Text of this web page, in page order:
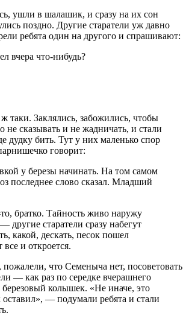
ушли в шалашик, и сразу на их сон
поздно. Другие старатели уж давно
ребята один на другого и спрашивают:
вчера что-нибудь?
таки. Заклялись, забожились, чтобы
не сказывать и не жадничать, и стали
дудку бить. Тут у них маленько спор
говорит:
у березы начинать. На том самом
последнее слово сказал. Младший
братко. Тайность живо наружу
другие старатели сразу набегут
какой, дескать, песок пошел
и откроется.
что Семеныча нет, посоветовать
— как раз по середке вчерашнего
колышек. «Не иначе, это
— подумали ребята и стали